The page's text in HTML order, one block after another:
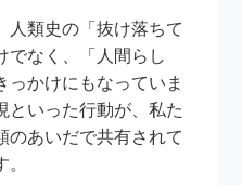
人類史の「抜け落ちて
でなく、「人間らし
っかけにもなっていま
といった行動が、私た
のあいだで共有されて